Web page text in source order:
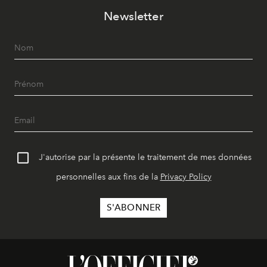
Newsletter
J'autorise par la présente le traitement de mes données
personnelles aux fins de la Privacy Policy